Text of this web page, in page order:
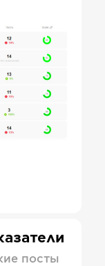
посты